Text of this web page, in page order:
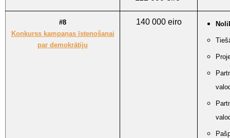
#8
Konkurss kampaņas īstenošanai
par demokrātiju
140 000 eiro